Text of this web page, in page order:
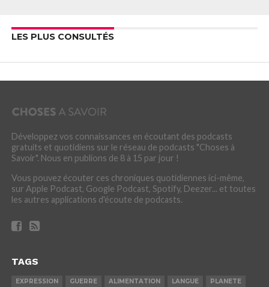
LES PLUS CONSULTÉS
Développez vos connaissances en écoutant des podcasts
gratuits et quotidiens sur le réseau de podcasts "Choses à
Savoir". Nous en publions de 8 à 15 par jour !
Vous pouvez écouter ces chroniques quotidiennes ici-même,
sur Apple Podcast, Google Podcast, Spotify, Deezer... et toutes
les autres applications d'écoute de podcasts.
TAGS
EXPRESSION GUERRE ALIMENTATION LANGUE PLANETE